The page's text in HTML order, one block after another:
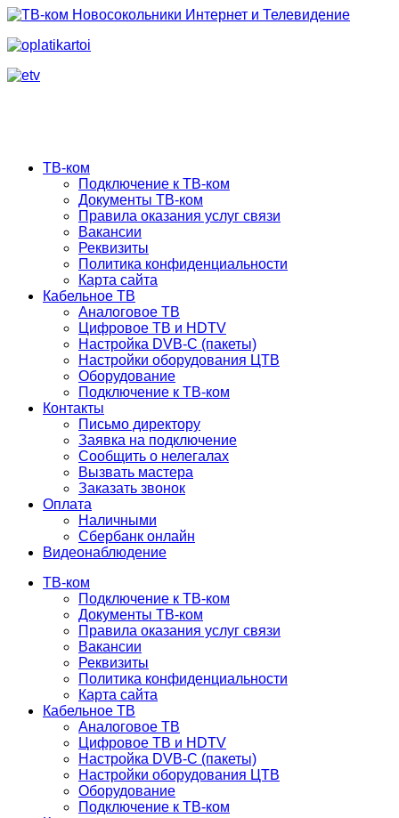
ТВ-ком
Подключение к ТВ-ком
Документы ТВ-ком
Правила оказания услуг связи
Вакансии
Реквизиты
Политика конфиденциальности
Карта сайта
Кабельное ТВ
Аналоговое ТВ
Цифровое ТВ и HDTV
Настройка DVB-C (пакеты)
Настройки оборудования ЦТВ
Оборудование
Подключение к ТВ-ком
Контакты
Письмо директору
Заявка на подключение
Сообщить о нелегалах
Вызвать мастера
Заказать звонок
Оплата
Наличными
Сбербанк онлайн
Видеонаблюдение
ТВ-ком
Подключение к ТВ-ком
Документы ТВ-ком
Правила оказания услуг связи
Вакансии
Реквизиты
Политика конфиденциальности
Карта сайта
Кабельное ТВ
Аналоговое ТВ
Цифровое ТВ и HDTV
Настройка DVB-C (пакеты)
Настройки оборудования ЦТВ
Оборудование
Подключение к ТВ-ком